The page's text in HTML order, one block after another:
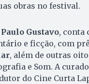
obras no festival.
Gustavo, conta
e ficção, com
, além de outras
e Som. A
do Cine Curta